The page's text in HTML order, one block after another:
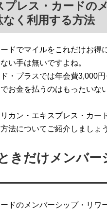
プレス・カードの
く利用する方法
ドでマイルをこれだけお得
い手は無いですよね。
・プラスでは年会費3,000円
お金を払うのはもったいな
カン・エキスプレス・カー
法についてご紹介しましょう
きだけメンバー
ドのメンバーシップ・リワ